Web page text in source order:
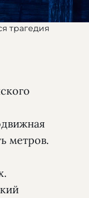
трагедия
метров.